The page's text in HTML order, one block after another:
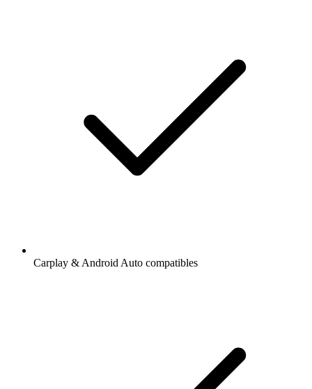
Carplay & Android Auto compatibles